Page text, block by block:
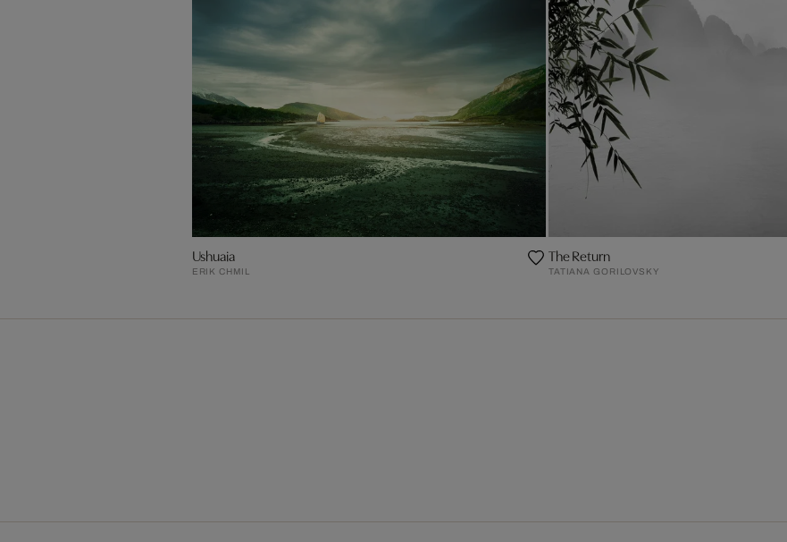
Ushuaia
ERIK CHMIL
The Return
TATIANA GORILOVSKY